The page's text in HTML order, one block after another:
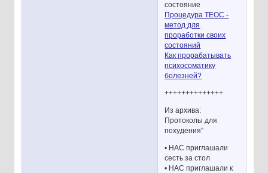
состояние
Процедура ТЕОС -
метод для
проработки своих
состояний
Как прорабатывать
психосоматику
болезней?
++++++++++++++
Из архива:
Протоколы для
похудения"
• НАС приглашали
сесть за стол
• НАС приглашали к